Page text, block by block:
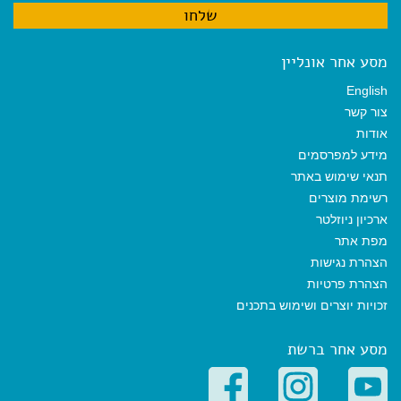
מסע אחר אונליין
English
צור קשר
אודות
מידע למפרסמים
תנאי שימוש באתר
רשימת מוצרים
ארכיון ניוזלטר
מפת אתר
הצהרת נגישות
הצהרת פרטיות
זכויות יוצרים ושימוש בתכנים
מסע אחר ברשת